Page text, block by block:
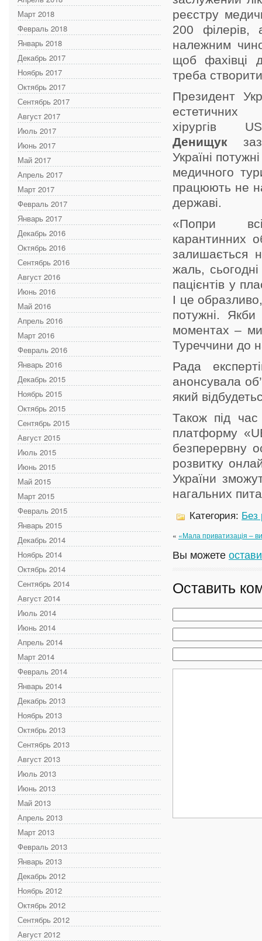
Март 2018
Февраль 2018
Январь 2018
Декабрь 2017
Ноябрь 2017
Октябрь 2017
Сентябрь 2017
Август 2017
Июль 2017
Июнь 2017
Май 2017
Апрель 2017
Март 2017
Февраль 2017
Январь 2017
Декабрь 2016
Октябрь 2016
Сентябрь 2016
Август 2016
Июнь 2016
Май 2016
Апрель 2016
Март 2016
Февраль 2016
Январь 2016
Декабрь 2015
Ноябрь 2015
Октябрь 2015
Сентябрь 2015
Август 2015
Июль 2015
Июнь 2015
Май 2015
Март 2015
Февраль 2015
Январь 2015
Декабрь 2014
Ноябрь 2014
Октябрь 2014
Сентябрь 2014
Август 2014
Июль 2014
Июнь 2014
Апрель 2014
Март 2014
Февраль 2014
Январь 2014
Декабрь 2013
Ноябрь 2013
Октябрь 2013
Сентябрь 2013
Август 2013
Июль 2013
Июнь 2013
Май 2013
Апрель 2013
Март 2013
Февраль 2013
Январь 2013
Декабрь 2012
Ноябрь 2012
Октябрь 2012
Сентябрь 2012
Август 2012
реєстру
200 філерів,
належним
щоб фахівці
треба
Президент
хірургів
Денищук
Україні
медичного
працюють не
державі.
«Попри
карантинних
залишається
жаль,
пацієнтів у
І це
потужні.
моментах – ми
Туреччини до
Рада
анонсувала
який
Також під час
платформу
безперервну
розвитку
України
нагальних
Категория: Без
« «Мала приватизація –
Вы можете
Оставить